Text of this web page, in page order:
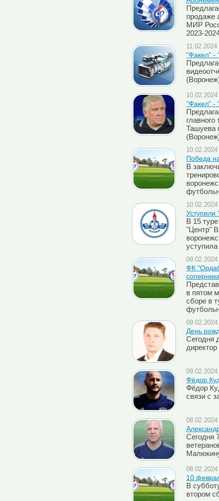
продаже
МИР
2023-
"Факел" -
"Факел" -
Ташуева
Победа
В
Уступили
В 15
"Центр"
ФК
в пятом
сборе в
День
Сегодня
Фёдор
Фёдор
связи с
Сегодня
10
В
втором